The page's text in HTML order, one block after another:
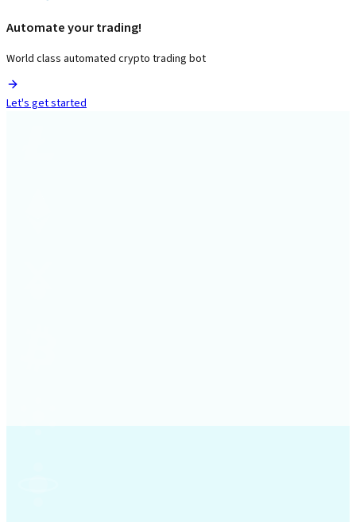
Automate your trading!
World class automated crypto trading bot
Let's get started